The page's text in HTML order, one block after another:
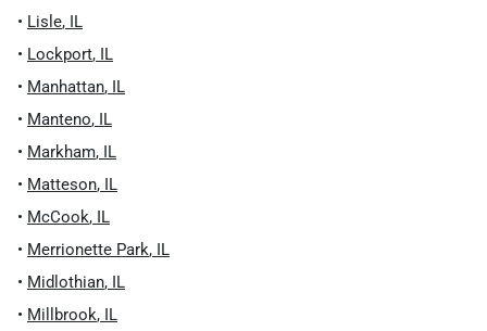
• Lisle, IL
• Lockport, IL
• Manhattan, IL
• Manteno, IL
• Markham, IL
• Matteson, IL
• McCook, IL
• Merrionette Park, IL
• Midlothian, IL
• Millbrook, IL